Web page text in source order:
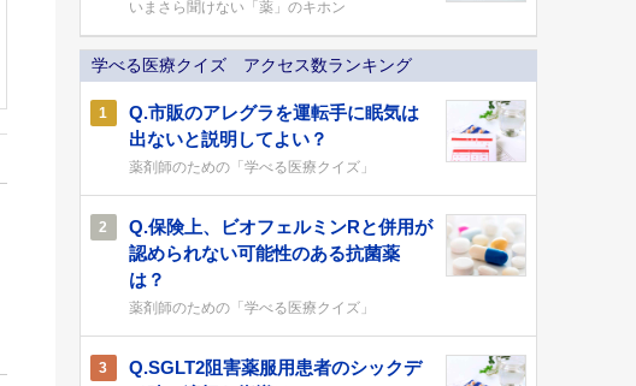
いまさら聞けない「薬」のキホン
学べる医療クイズ アクセス数ランキング
1
Q.市販のアレグラを運転手に眠気は
出ないと説明してよい？
薬剤師のための「学べる医療クイズ」
2
Q.保険上、ビオフェルミンRと併用が
認められない可能性のある抗菌薬
は？
薬剤師のための「学べる医療クイズ」
3
Q.SGLT2阻害薬服用患者のシックデ